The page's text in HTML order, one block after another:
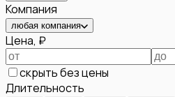
Компания
любая компания
Цена, ₽
скрыть без цены
Длительность